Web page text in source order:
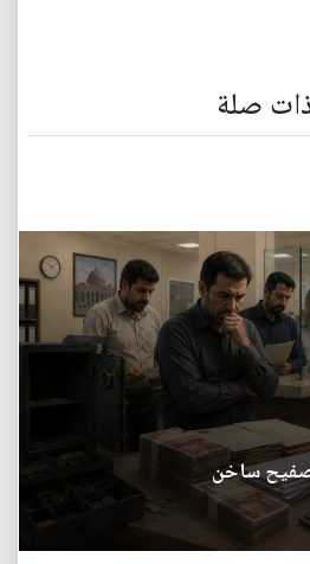
صلة
صفيح ساخن